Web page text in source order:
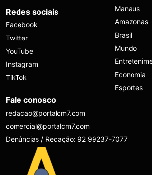
Redes sociais
Facebook
Twitter
YouTube
Instagram
TikTok
Manaus
Amazonas
Brasil
Mundo
Economia
Esportes
Fale conosco
redacao@portalcm7.com
comercial@portalcm7.com
Denúncias / Redação: 92 99237-7077